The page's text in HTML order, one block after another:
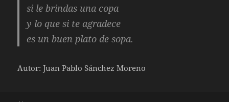
si le brindas una copa
y lo que si te agradece
es un buen plato de sopa.
Autor: Juan Pablo Sánchez Moreno